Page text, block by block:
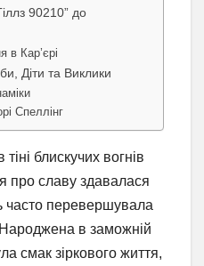
90210” до
в Кар’єрі
Діти та Виклики
Спеллінг
блискучих вогнів
про славу здавалася
часто перевершувала
Народжена в заможній
смак зіркового життя,